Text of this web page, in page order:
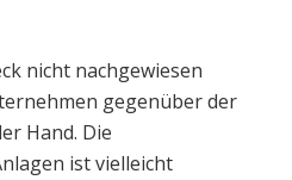
nicht nachgewiesen
gegenüber der
Hand. Die
ist vielleicht